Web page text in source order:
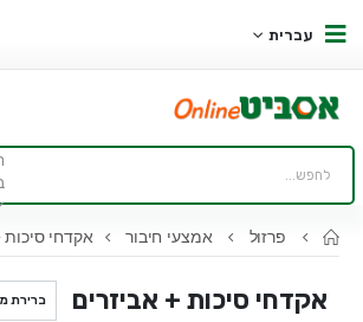
עברית
פרזול אמצעי חיבור אקדחי סיכות
אקדחי סיכות + אביזרים